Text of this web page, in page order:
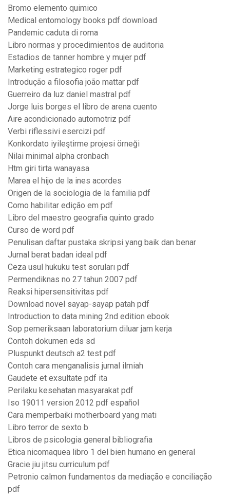
Bromo elemento quimico
Medical entomology books pdf download
Pandemic caduta di roma
Libro normas y procedimientos de auditoria
Estadios de tanner hombre y mujer pdf
Marketing estrategico roger pdf
Introdução a filosofia joão mattar pdf
Guerreiro da luz daniel mastral pdf
Jorge luis borges el libro de arena cuento
Aire acondicionado automotriz pdf
Verbi riflessivi esercizi pdf
Konkordato iyileştirme projesi örneği
Nilai minimal alpha cronbach
Htm giri tirta wanayasa
Marea el hijo de la ines acordes
Origen de la sociologia de la familia pdf
Como habilitar edição em pdf
Libro del maestro geografia quinto grado
Curso de word pdf
Penulisan daftar pustaka skripsi yang baik dan benar
Jurnal berat badan ideal pdf
Ceza usul hukuku test soruları pdf
Permendiknas no 27 tahun 2007 pdf
Reaksi hipersensitivitas pdf
Download novel sayap-sayap patah pdf
Introduction to data mining 2nd edition ebook
Sop pemeriksaan laboratorium diluar jam kerja
Contoh dokumen eds sd
Pluspunkt deutsch a2 test pdf
Contoh cara menganalisis jurnal ilmiah
Gaudete et exsultate pdf ita
Perilaku kesehatan masyarakat pdf
Iso 19011 version 2012 pdf español
Cara memperbaiki motherboard yang mati
Libro terror de sexto b
Libros de psicologia general bibliografia
Etica nicomaquea libro 1 del bien humano en general
Gracie jiu jitsu curriculum pdf
Petronio calmon fundamentos da mediação e conciliação
pdf